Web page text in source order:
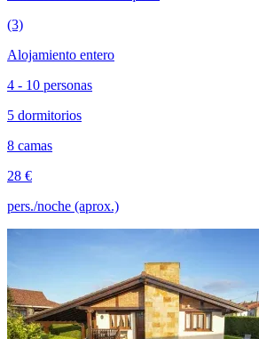
(3)
Alojamiento entero
4 - 10 personas
5 dormitorios
8 camas
28 €
pers./noche (aprox.)